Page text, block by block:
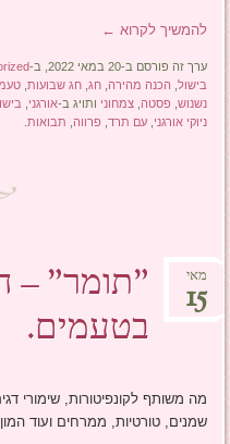
להמשיך לקרוא ←
ערך זה פורסם ב-20 במאי 2022, ב-
בישול הכנה מהירה ,חג ,חג שבועות ,
נשנוש פסטה ,צמחוני ותויג ב-אורגני
ניוקי אורגני ,עם תרד פרווה תבואות
"תומר" –
בטעמים.
מאי
15
מה משותף לקונפיטורות, שימורי
שמנים, טורטיות, ממרחים ועוד